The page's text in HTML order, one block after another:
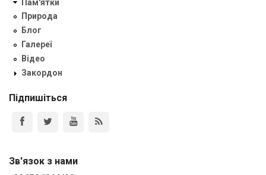
Пам'ятки
Природа
Блог
Галереї
Відео
Закордон
Підпишіться
Зв'язок з нами